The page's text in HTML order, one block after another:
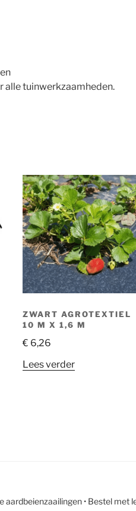
alle tuinwerkzaamheden.
ZWART AGROTEXTIEL
10 M X 1,6 M
€ 6,26
Lees verder
aardbeienzaailingen • Bestel met